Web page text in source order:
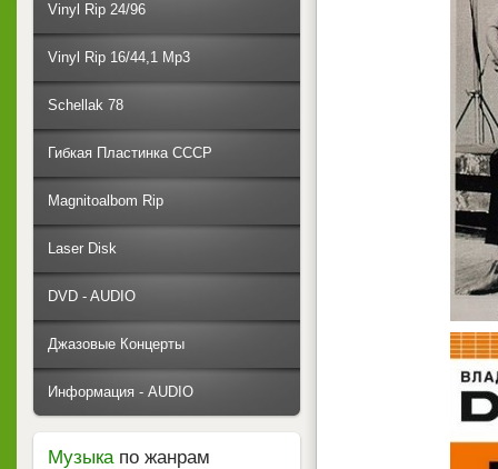
Vinyl Rip 24/96
Vinyl Rip 16/44,1 Mp3
Schellak 78
Гибкая Пластинка СССР
Magnitoalbom Rip
Laser Disk
DVD - AUDIO
Джазовые Концерты
Информация - AUDIO
Музыкапо жанрам